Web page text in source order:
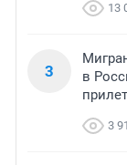
13
3
в
3